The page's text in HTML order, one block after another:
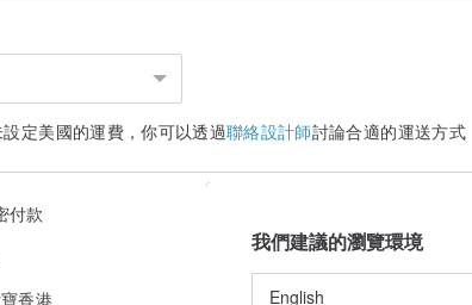
定美國的運費，你可以透過聯絡設計師討論合適的運送方式
付款
香港
我們建議的瀏覽環境